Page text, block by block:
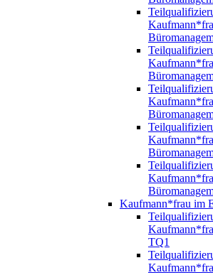
Kaufmann*frau im
TQ1